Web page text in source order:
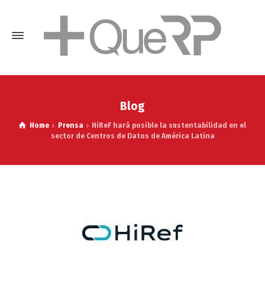
Blog
Home Prensa
HiReF hará posible la sustentabilidad en el
sector de Centros de Datos de América Latina